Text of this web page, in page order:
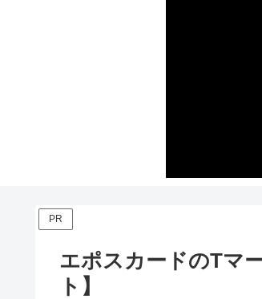
PR
エポスカードのTマ
ト】